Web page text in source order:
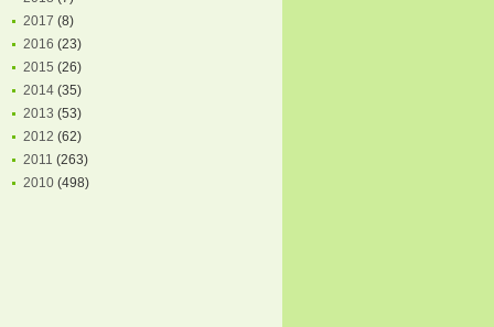
2017 (8)
2016 (23)
2015 (26)
2014 (35)
2013 (53)
2012 (62)
2011 (263)
2010 (498)